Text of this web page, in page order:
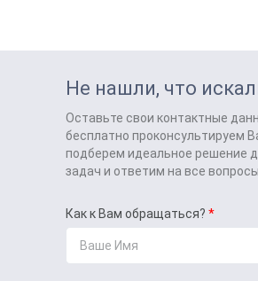
Не нашли, что
Оставьте свои контактные
бесплатно проконсультируем
подберем идеальное решение
задач и ответим на все вопросы
Как к Вам обращаться?